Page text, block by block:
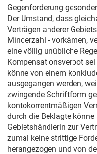
Gegenforderung
Der Umstand, dass
Verträgen anderer
Minderzahl - vorkämen,
eine völlig unübliche
Kompensationsverbot
könne von einem
ausgegangen werden,
zwingende Schriftform
kontokorrentmäßigen
durch die Beklagte
Gebietshändlerin zur
zumal keine strittige
herangezogen und von